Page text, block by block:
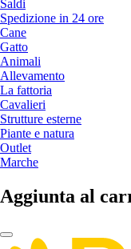
Saldi
Spedizione in 24 ore
Cane
Gatto
Animali
Allevamento
La fattoria
Cavalieri
Strutture esterne
Piante e natura
Outlet
Marche
Aggiunta al